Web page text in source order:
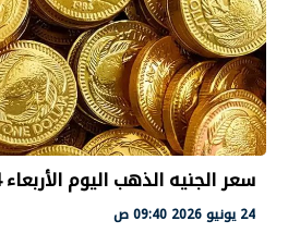
سعر الجنيه الذهب اليوم الأربعاء 24-6-2026 في مصر
24 يونيو 2026 09:40 ص